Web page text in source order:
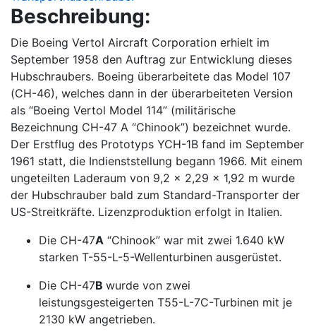
Beschreibung:
Die Boeing Vertol Aircraft Corporation erhielt im
September 1958 den Auftrag zur Entwicklung dieses
Hubschraubers. Boeing überarbeitete das Model 107
(CH-46), welches dann in der überarbeiteten Version
als “Boeing Vertol Model 114” (militärische
Bezeichnung CH-47 A “Chinook”) bezeichnet wurde.
Der Erstflug des Prototyps YCH-1B fand im September
1961 statt, die Indienststellung begann 1966. Mit einem
ungeteilten Laderaum von 9,2 x 2,29 x 1,92 m wurde
der Hubschrauber bald zum Standard-Transporter der
US-Streitkräfte. Lizenzproduktion erfolgt in Italien.
Die CH-47A “Chinook” war mit zwei 1.640 kW
starken T-55-L-5-Wellenturbinen ausgerüstet.
Die CH-47B wurde von zwei
leistungsgesteigerten T55-L-7C-Turbinen mit je
2130 kW angetrieben.